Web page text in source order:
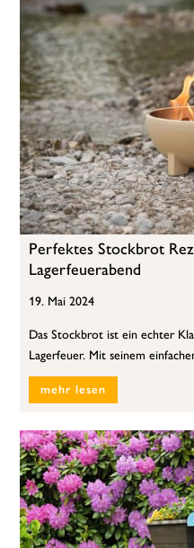
Perfektes Stockbrot
Lagerfeuerabend
19. Mai 2024
Das Stockbrot ist ein echter
Lagerfeuer. Mit seinem
mehr lesen